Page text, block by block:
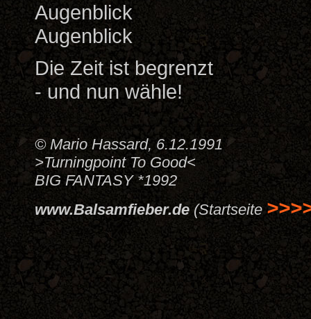
Augenblick
Augenblick
Die Zeit ist begrenzt
- und nun wähle!
© Mario Hassard, 6.12.1991
>Turningpoint To Good<
BIG FANTASY *1992
www.Balsamfieber.de (Startseite